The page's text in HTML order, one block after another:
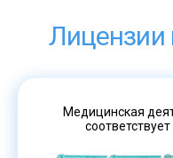
Лицензии
Медицинская